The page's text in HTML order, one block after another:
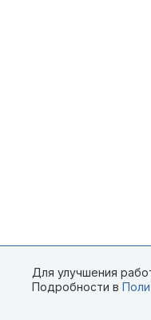
Для улучшения
Подробности в